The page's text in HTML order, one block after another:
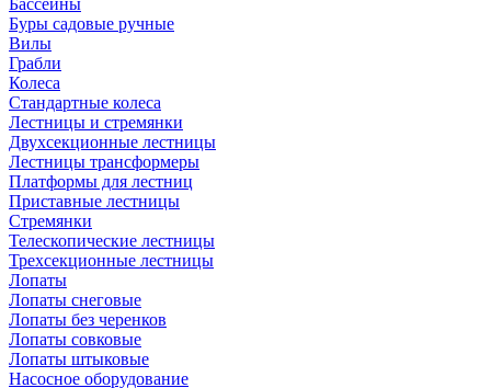
Бассейны
Буры садовые ручные
Вилы
Грабли
Колеса
Стандартные колеса
Лестницы и стремянки
Двухсекционные лестницы
Лестницы трансформеры
Платформы для лестниц
Приставные лестницы
Стремянки
Телескопические лестницы
Трехсекционные лестницы
Лопаты
Лопаты снеговые
Лопаты без черенков
Лопаты совковые
Лопаты штыковые
Насосное оборудование